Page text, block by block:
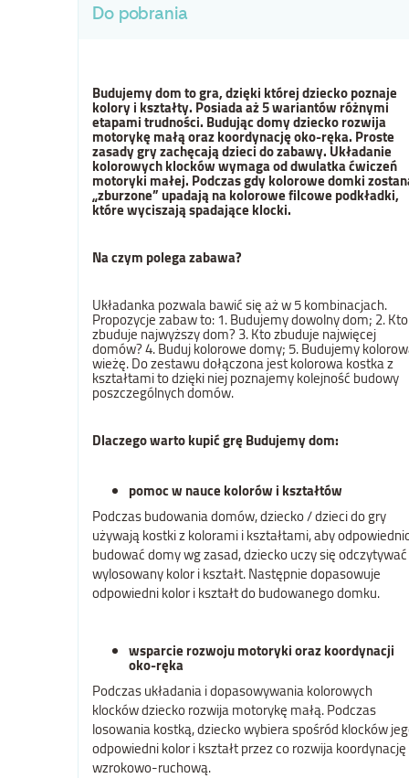
Do pobrania
Budujemy dom to gra, dzięki której dziecko poznaje
kolory i kształty. Posiada aż 5 wariantów różnymi
etapami trudności. Budując domy dziecko rozwija
motorykę małą oraz koordynację oko-ręka. Proste
zasady gry zachęcają dzieci do zabawy. Układanie
kolorowych klocków wymaga od dwulatka ćwiczeń
motoryki małej. Podczas gdy kolorowe domki
„zburzone” upadają na kolorowe filcowe podkładki,
które wyciszają spadające klocki.
Na czym polega zabawa?
Układanka pozwala bawić się aż w 5 kombinacjach.
Propozycje zabaw to: 1. Budujemy dowolny dom; 2. Kto
zbuduje najwyższy dom? 3. Kto zbuduje najwięcej
domów? 4. Buduj kolorowe domy; 5. Budujemy
wieżę. Do zestawu dołączona jest kolorowa kostka z
kształtami to dzięki niej poznajemy kolejność budowy
poszczególnych domów.
Dlaczego warto kupić grę Budujemy dom:
pomoc w nauce kolorów i kształtów
Podczas budowania domów, dziecko / dzieci do gry
używają kostki z kolorami i kształtami, aby
budować domy wg zasad, dziecko uczy się odczytywać
wylosowany kolor i kształt. Następnie dopasowuje
odpowiedni kolor i kształt do budowanego domku.
wsparcie rozwoju motoryki oraz koordynacji
oko-ręka
Podczas układania i dopasowywania kolorowych
klocków dziecko rozwija motorykę małą. Podczas
losowania kostką, dziecko wybiera spośród klocków
odpowiedni kolor i kształt przez co rozwija koordynację
wzrokowo-ruchową.